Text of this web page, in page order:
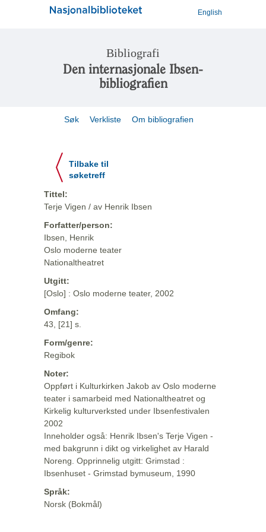
English
Bibliografi
Den internasjonale Ibsen-
bibliografien
Søk Verkliste Om bibliografien
Tilbake til
søketreff
Tittel:
Terje Vigen / av Henrik Ibsen
Forfatter/person:
Ibsen, Henrik
Oslo moderne teater
Nationaltheatret
Utgitt:
[Oslo] : Oslo moderne teater, 2002
Omfang:
43, [21] s.
Form/genre:
Regibok
Noter:
Oppført i Kulturkirken Jakob av Oslo moderne
teater i samarbeid med Nationaltheatret og
Kirkelig kulturverksted under Ibsenfestivalen
2002
Inneholder også: Henrik Ibsen's Terje Vigen -
med bakgrunn i dikt og virkelighet av Harald
Noreng. Opprinnelig utgitt: Grimstad :
Ibsenhuset - Grimstad bymuseum, 1990
Språk:
Norsk (Bokmål)